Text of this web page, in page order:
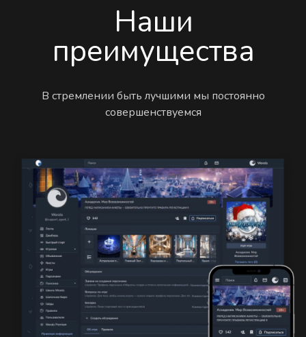
Наши
преимущества
В стремлении быть лучшими мы постоянно
совершенствуемся